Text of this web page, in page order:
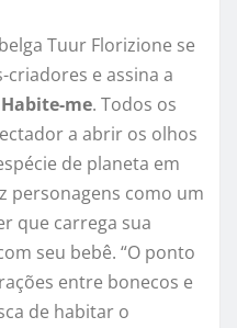
Tuur Florizione se
e assina a
Habite-me. Todos os
a abrir os olhos
de planeta em
personagens como um
que carrega sua
seu bebê. “O ponto
entre bonecos e
de habitar o